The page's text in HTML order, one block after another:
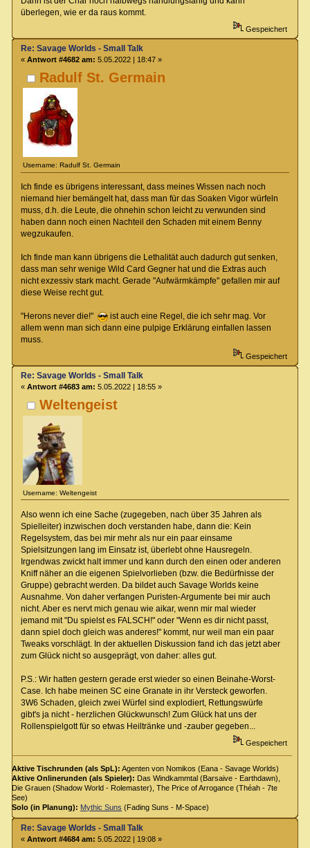
überlegen, wie er da raus kommt.
Gespeichert
Radulf St. Germain
Username: Radulf St. Germain
Re: Savage Worlds - Small Talk
« Antwort #4682 am: 5.05.2022 | 18:47 »
Ich finde es übrigens interessant, dass meines Wissen nach noch
niemand hier bemängelt hat, dass man für das Soaken Vigor würfeln
muss, d.h. die Leute, die ohnehin schon leicht zu verwunden sind
haben dann noch einen Nachteil den Schaden mit einem Benny
wegzukaufen.
Ich finde man kann übrigens die Lethalität auch dadurch gut senken,
dass man sehr wenige Wild Card Gegner hat und die Extras auch
nicht exzessiv stark macht. Gerade "Aufwärmkämpfe" gefallen mir auf
diese Weise recht gut.
"Herons never die!"
ist auch eine Regel, die ich sehr mag. Vor
allem wenn man sich dann eine pulpige Erklärung einfallen lassen
muss.
Gespeichert
Weltengeist
Username: Weltengeist
Re: Savage Worlds - Small Talk
« Antwort #4683 am: 5.05.2022 | 18:55 »
Also wenn ich eine Sache (zugegeben, nach über 35 Jahren als
Spielleiter) inzwischen doch verstanden habe, dann die: Kein
Regelsystem, das bei mir mehr als nur ein paar einsame
Spielsitzungen lang im Einsatz ist, überlebt ohne Hausregeln.
Irgendwas zwickt halt immer und kann durch den einen oder anderen
Kniff näher an die eigenen Spielvorlieben (bzw. die Bedürfnisse der
Gruppe) gebracht werden. Da bildet auch Savage Worlds keine
Ausnahme. Von daher verfangen Puristen-Argumente bei mir auch
nicht. Aber es nervt mich genau wie aikar, wenn mir mal wieder
jemand mit "Du spielst es FALSCH!" oder "Wenn es dir nicht passt,
dann spiel doch gleich was anderes!" kommt, nur weil man ein paar
Tweaks vorschlägt. In der aktuellen Diskussion fand ich das jetzt aber
zum Glück nicht so ausgeprägt, von daher: alles gut.
P.S.: Wir hatten gestern gerade erst wieder so einen Beinahe-Worst-
Case. Ich habe meinen SC eine Granate in ihr Versteck geworfen.
3W6 Schaden, gleich zwei Würfel sind explodiert, Rettungswürfe
gibt's ja nicht - herzlichen Glückwunsch! Zum Glück hat uns der
Rollenspielgott für so etwas Heiltränke und -zauber gegeben...
Gespeichert
Aktive Tischrunden (als SpL): Agenten von Nomikos (Eana - Savage Worlds)
Aktive Onlinerunden (als Spieler): Das Windkammtal (Barsaive - Earthdawn),
Die Grauen (Shadow World - Rolemaster), The Price of Arrogance (Théah - 7te
See)
Solo (in Planung): Mythic Suns (Fading Suns - M-Space)
Re: Savage Worlds - Small Talk
« Antwort #4684 am: 5.05.2022 | 19:08 »